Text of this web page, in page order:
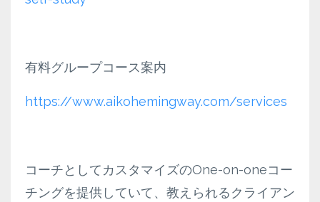
有料グループコース案内
https://www.aikohemingway.com/services
コーチとしてカスタマイズのOne-on-oneコー
チングを提供していて、教えられるクライアン